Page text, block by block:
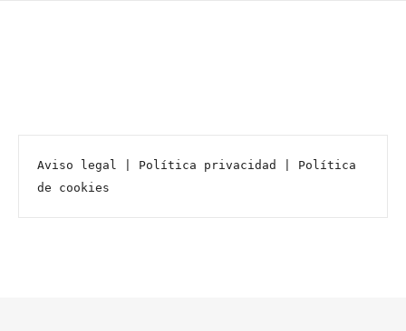
Aviso legal Política privacidad
Política
de cookies